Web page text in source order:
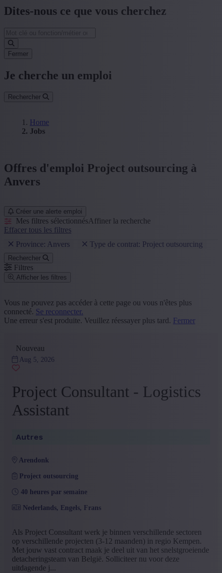
Dites-nous ce que vous cherchez
Fermer
Je cherche un emploi
Rechercher
Home
Jobs
Offres d'emploi Project outsourcing à
Anvers
Créer une alerte emploi
Mes filtres sélectionnésAffiner la recherche
Effacer tous les filtres
Province: Anvers
Type de contrat: Project outsourcing
Rechercher
Filtres
Afficher les filtres
Administration
Logistique, Achat et Facility
+ Montrer plus
Anvers (3)
+ Montrer plus - Montrer moins
ICT et Telecommunication
+ Montrer plus - Montrer moins
Formation
Baccalauréat(3)
Type de contrat
Project outsourcing(3)
+ Montrer plus
Vous ne pouvez pas accéder à cette page ou vous n'êtes plus
connecté. Se reconnecter.
Une erreur s'est produite. Veuillez réessayer plus tard. Fermer
Nouveau
Aug 5, 2026
Project Consultant - Logistics
Assistant
Autres
arendonk
Project outsourcing
40 heures par semaine
Nederlands, Engels, Frans
Als Project Consultant werk je binnen verschillende sectoren
op verschillende projecten (3-12 maanden) in regio Kempen.
Met jouw vast contract maak je deel uit van het snelstgroeiende
detacheringsteam van België. Solliciteer nu voor deze
uitdagende j...